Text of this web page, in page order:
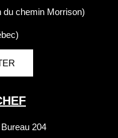
du chemin Morrison)
204